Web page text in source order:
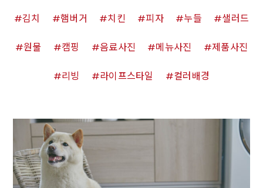
김치 햄버거 치킨 피자 누들 샐러드
원물 캠핑 음료사진 메뉴사진 제품사진
리빙 라이프스타일 컬러배경